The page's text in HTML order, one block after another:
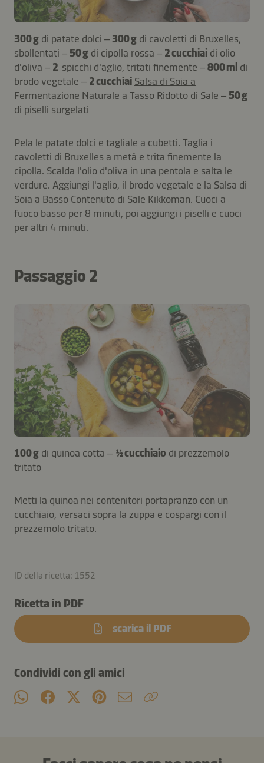
300 g di patate dolci – 300 g di cavoletti di Bruxelles,
sbollentati – 50 g di cipolla rossa – 2 cucchiai di olio
d'oliva – 2 spicchi d'aglio, tritati finemente –800 ml di
brodo vegetale – 2 cucchiai Salsa di Soia a
Fermentazione Naturale a Tasso Ridotto di Sale – 50 g
di piselli surgelati
Pela le patate dolci e tagliale a cubetti. Taglia i
cavoletti di Bruxelles a metà e trita finemente la
cipolla. Scalda l'olio d'oliva in una pentola e salta le
verdure. Aggiungi l'aglio, il brodo vegetale e la Salsa di
Soia a Basso Contenuto di Sale Kikkoman. Cuoci a
fuoco basso per 8 minuti, poi aggiungi i piselli e cuoci
per altri 4 minuti.
Passaggio 2
100 g di quinoa cotta – ½ cucchiaio di prezzemolo
tritato
Metti la quinoa nei contenitori portapranzo con un
cucchiaio, versaci sopra la zuppa e cospargi con il
prezzemolo tritato.
ID della ricetta: 1552
Ricetta in PDF
scarica il PDF
Condividi con gli amici